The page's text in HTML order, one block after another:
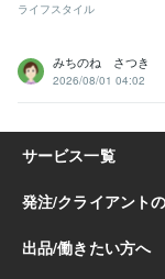
ライフスタイル
みちのね さつき
2026/08/01 04:02